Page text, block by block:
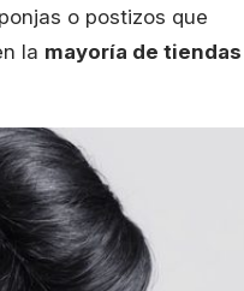
o postizos que
la mayoría de tiendas